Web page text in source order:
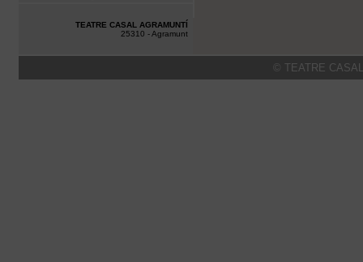
TEATRE CASAL AGRAMUNTÍ
25310 - Agramunt
© TEATRE